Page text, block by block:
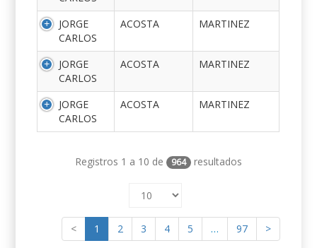
JORGE
CARLOS
ACOSTA MARTINEZ
JORGE
CARLOS
ACOSTA MARTINEZ
JORGE
CARLOS
ACOSTA MARTINEZ
Registros 1 a 10 de 964 resultados
< 1 2 3 4 5 … 97 >